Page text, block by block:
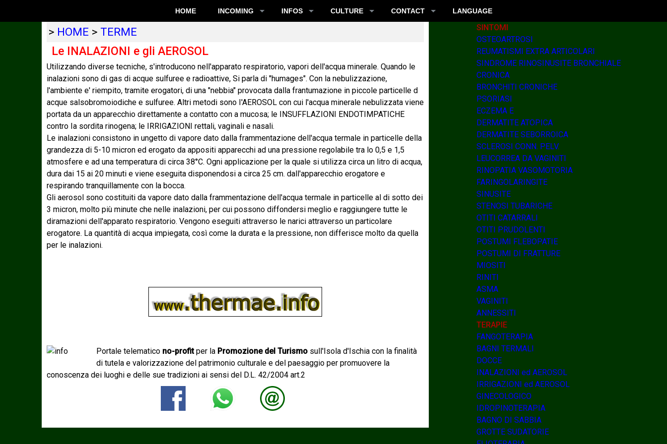
HOME INCOMING INFOS CULTURE CONTACT LANGUAGE
> HOME > TERME
Le INALAZIONI e gli AEROSOL
Utilizzando diverse tecniche, s'introducono nell'apparato respiratorio, vapori dell'acqua minerale. Quando le
inalazioni sono di gas di acque sulfuree e radioattive, Si parla di "humages". Con la nebulizzazione,
l'ambiente e' riempito, tramite erogatori, di una "nebbia" provocata dalla frantumazione in piccole particelle d
acque salsobromoiodiche e sulfuree. Altri metodi sono I'AEROSOL con cui l'acqua minerale nebulizzata viene
portata da un apparecchio direttamente a contatto con a mucosa; le INSUFFLAZIONI ENDOTIMPATICHE
contro Ia sordita rinogena; le IRRIGAZIONI rettali, vaginali e nasali.
Le inalazioni consistono in ungetto di vapore dato dalla frammentazione dell'acqua termale in particelle della
grandezza di 5-10 micron ed erogato da appositi apparecchi ad una pressione regolabile tra lo 0,5 e 1,5
atmosfere e ad una temperatura di circa 38°C. Ogni applicazione per la quale si utilizza circa un litro di acqua,
dura dai 15 ai 20 minuti e viene eseguita disponendosi a circa 25 cm. dall'apparecchio erogatore e
respirando tranquillamente con la bocca.
Gli aerosol sono costituiti da vapore dato dalla frammentazione dell'acqua termale in particelle al di sotto dei
3 micron, molto più minute che nelle inalazioni, per cui possono diffondersi meglio e raggiungere tutte le
diramazioni dell'apparato respiratorio. Vengono eseguiti attraverso le narici attraverso un particolare
erogatore. La quantità di acqua impiegata, così come la durata e la pressione, non differisce molto da quella
per le inalazioni.
Portale telematico no-profitper la Promozione del Turismo sull'Isola d'Ischia con la finalità
di tutela e valorizzazione del patrimonio culturale e del paesaggio per promuovere la
conoscenza dei luoghi e delle sue tradizioni ai sensi del D.L. 42/2004 art.2
SINTOMI
OSTEOARTROSI
REUMATISMI EXTRA ARTICOLARI
SINDROME RINOSINUSITE BRONCHIALE
CRONICA
BRONCHITI CRONICHE
PSORIASI
ECZEMA E
DERMATITE ATOPICA
DERMATITE SEBORROICA
SCLEROSI CONN. PELV.
LEUCORREA DA VAGINITI
RINOPATIA VASOMOTORIA
FARINGOLARINGITE
SINUSITE
STENOSI TUBARICHE
OTITI CATARRALI
OTITI PRUDOLENTI
POSTUMI FLEBOPATIE
POSTUMI DI FRATTURE
MIOSITI
RINITI
ASMA
VAGINITI
ANNESSITI
TERAPIE
FANGOTERAPIA
BAGNI TERMALI
DOCCE
INALAZIONI ed AEROSOL
IRRIGAZIONI ed AEROSOL
GINECOLOGICO
IDROPINOTERAPIA
BAGNO DI SABBIA
GROTTE SUDATORIE